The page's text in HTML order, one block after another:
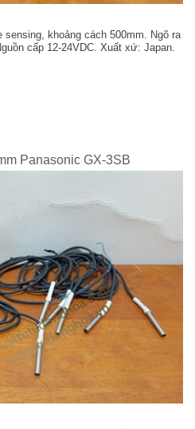
khoảng cách 500mm. Ngõ ra
cấp 12-24VDC. Xuất xứ: Japan.
Panasonic GX-3SB